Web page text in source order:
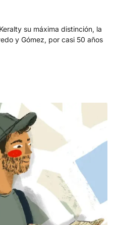
su máxima distinción, la
y Gómez, por casi 50 años